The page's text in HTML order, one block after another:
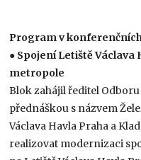
Program v
● Spojení Letiště Václava
metropole
Blok zahájil ředitel
přednáškou s názvem
Václava Havla Praha a
realizovat modernizaci